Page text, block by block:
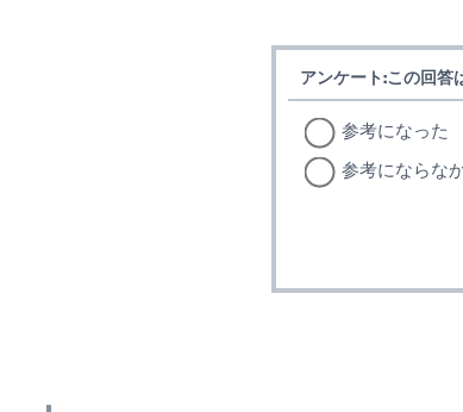
アンケート:この回答
参考になった
参考にならな